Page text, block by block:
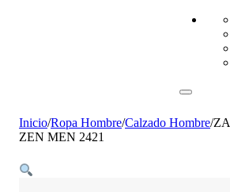
Inicio/Ropa Hombre/Calzado Hombre/
ZEN MEN 2421